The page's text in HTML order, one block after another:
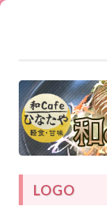
ン
ツ
へ
ス
キ
ッ
ひな
たや
LOGO